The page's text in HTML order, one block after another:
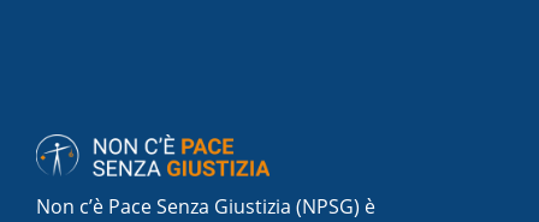
Non c’è Pace Senza Giustizia (NPSG) è